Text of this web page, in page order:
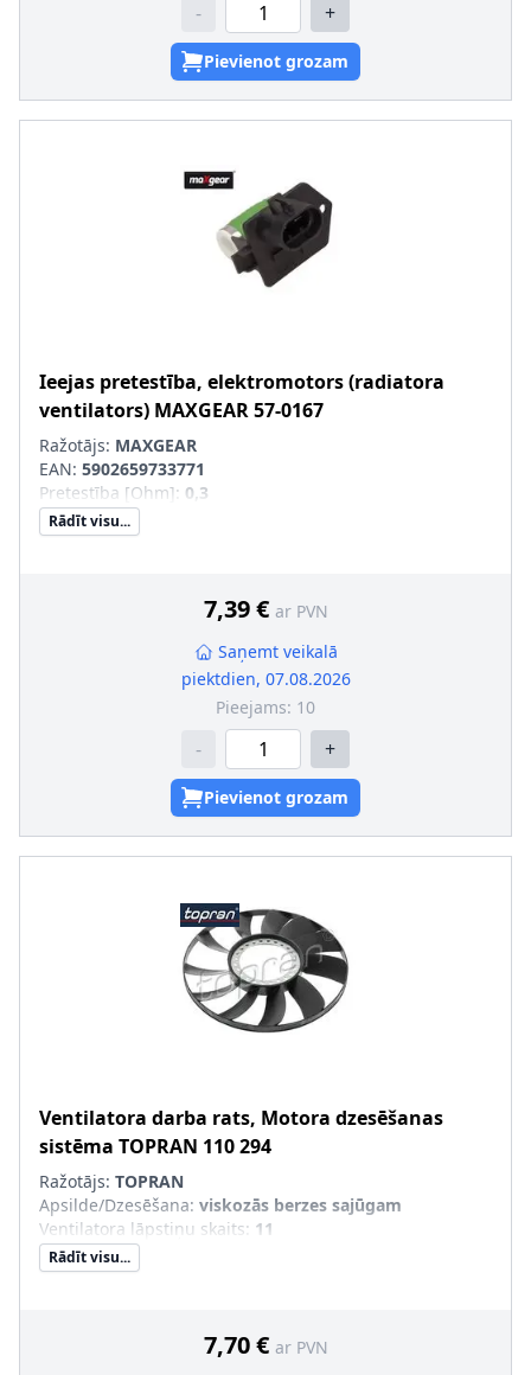
- +
Pievienot grozam
Ieejas pretestība, elektromotors (radiatora
ventilators) MAXGEAR57-0167
Ražotājs: MAXGEAR
EAN: 5902659733771
Pretestība [Ohm]: 0,3
Rādīt visu...
7,39 € ar PVN
Saņemt veikalā
piektdien, 07.08.2026
Pieejams: 10
- +
Pievienot grozam
Ventilatora darba rats, Motora dzesēšanas
sistēma TOPRAN 110 294
Ražotājs: TOPRAN
Apsilde/Dzesēšana: viskozās berzes sajūgam
Ventilatora lāpstiņu skaits: 11
Rādīt visu...
7,70 € ar PVN